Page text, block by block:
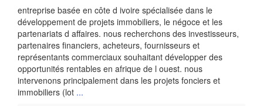
entreprise basée en côte d ivoire spécialisée dans le
développement de projets immobiliers, le négoce et les
partenariats d affaires. nous recherchons des investisseurs,
partenaires financiers, acheteurs, fournisseurs et
représentants commerciaux souhaitant développer des
opportunités rentables en afrique de l ouest. nous
intervenons principalement dans les projets fonciers et
immobiliers (lot ...